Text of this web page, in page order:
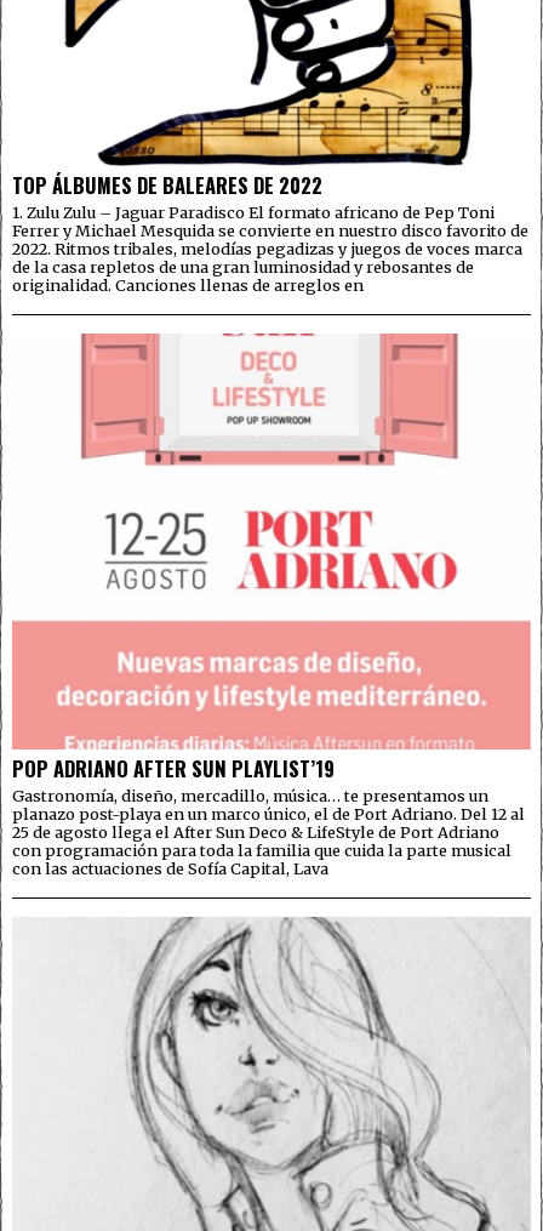
TOP ÁLBUMES DE BALEARES DE 2022
1. Zulu Zulu – Jaguar Paradisco El formato africano de Pep Toni
Ferrer y Michael Mesquida se convierte en nuestro disco favorito de
2022. Ritmos tribales, melodías pegadizas y juegos de voces marca
de la casa repletos de una gran luminosidad y rebosantes de
originalidad. Canciones llenas de arreglos en
POP ADRIANO AFTER SUN PLAYLIST’19
Gastronomía, diseño, mercadillo, música… te presentamos un
planazo post-playa en un marco único, el de Port Adriano. Del 12 al
25 de agosto llega el After Sun Deco & LifeStyle de Port Adriano
con programación para toda la familia que cuida la parte musical
con las actuaciones de Sofía Capital, Lava